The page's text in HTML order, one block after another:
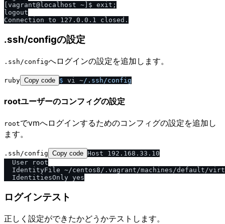
[vagrant@localhost ~]$ exit;
logout
.ssh/configの設定
.ssh​/​configへログインの設定を追加します。
ruby Copy code $ vi ~/ .ssh /config
rootユーザーのコンフィグの設定
rootでvmへログインするためのコンフィグの設定を追加し
ます。
.ssh/config Copy code Host 192.168.33.10
  User root
IdentityFile ~/centos8/.vagrant/machines/default/
ログインテスト
正しく設定ができたかどうかテストします。